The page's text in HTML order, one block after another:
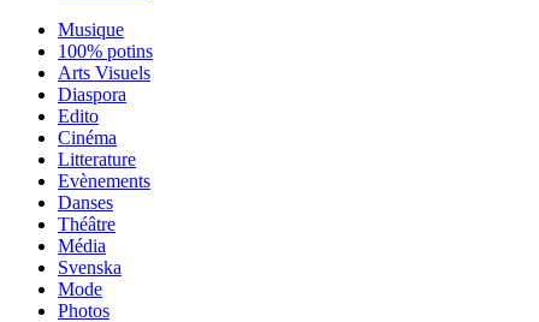
Musique
100% potins
Arts Visuels
Diaspora
Edito
Cinéma
Litterature
Evènements
Danses
Théâtre
Média
Svenska
Mode
Photos